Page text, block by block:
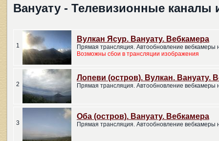
Вануату - Телевизионные каналы
1
Вулкан Ясур. Вануату. Вебкамера
Прямая трансляция. Автообновление вебкамеры
Возможны сбои в трансляции изображения
2
Лопеви (остров). Вулкан. Вануату.
Прямая трансляция. Автообновление вебкамеры
3
Оба (остров). Вануату. Вебкамера
Прямая трансляция. Автообновление вебкамеры